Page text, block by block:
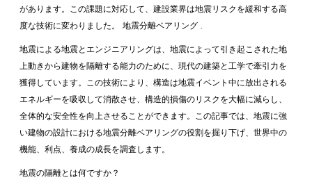
があります。この課題に対応して、建設業界は地震リスクを緩和する高
度な技術に変わりました。地震分離ベアリング.
地震による地震とエンジニアリングは、地震によって引き起こされた地
上動きから建物を隔離する能力のために、現代の建築と工学で牽引力を
獲得しています。この技術により、構造は地震イベント中に放出される
エネルギーを吸収して消散させ、構造的損傷のリスクを大幅に減らし、
全体的な安全性を向上させることができます。この記事では、地震に強
い建物の設計における地震分離ベアリングの役割を掘り下げ、世界中の
機能、利点、養成の成長を調査します。
地震の隔離とは何ですか？